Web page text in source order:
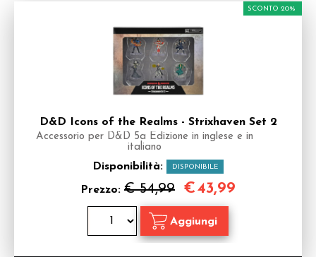
D&D Icons of the Realms - Strixhaven Set 2
Accessorio per D&D 5a Edizione in inglese e in
italiano
Disponibilità: DISPONIBILE
Prezzo: € 54,99
SCONTO 20%
€43,99